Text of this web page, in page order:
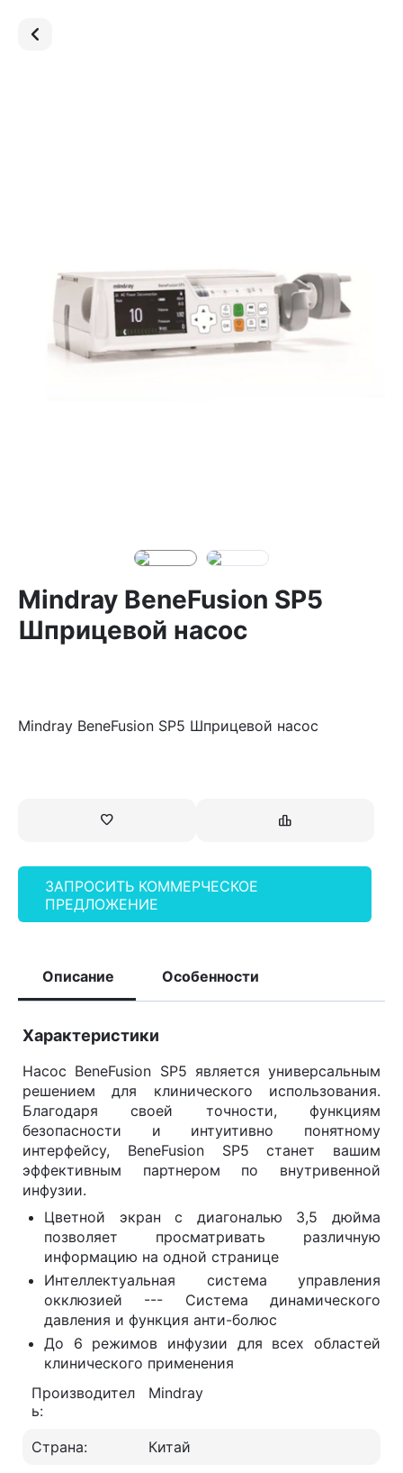
Mindray BeneFusion SP5
Шприцевой насос
Mindray BeneFusion SP5 Шприцевой насос
ЗАПРОСИТЬ КОММЕРЧЕСКОЕ
ПРЕДЛОЖЕНИЕ
Описание Особенности
Характеристики
Насос BeneFusion SP5 является универсальным
решением для клинического использования.
Благодаря своей точности, функциям
безопасности и интуитивно понятному
интерфейсу, BeneFusion SP5 станет вашим
эффективным партнером по внутривенной
инфузии.
Цветной экран с диагональю 3,5 дюйма
позволяет просматривать различную
информацию на одной странице
Интеллектуальная система управления
окклюзией --- Система динамического
давления и функция анти-болюс
До 6 режимов инфузии для всех областей
клинического применения
Производител
ь:
Mindray
Страна: Китай